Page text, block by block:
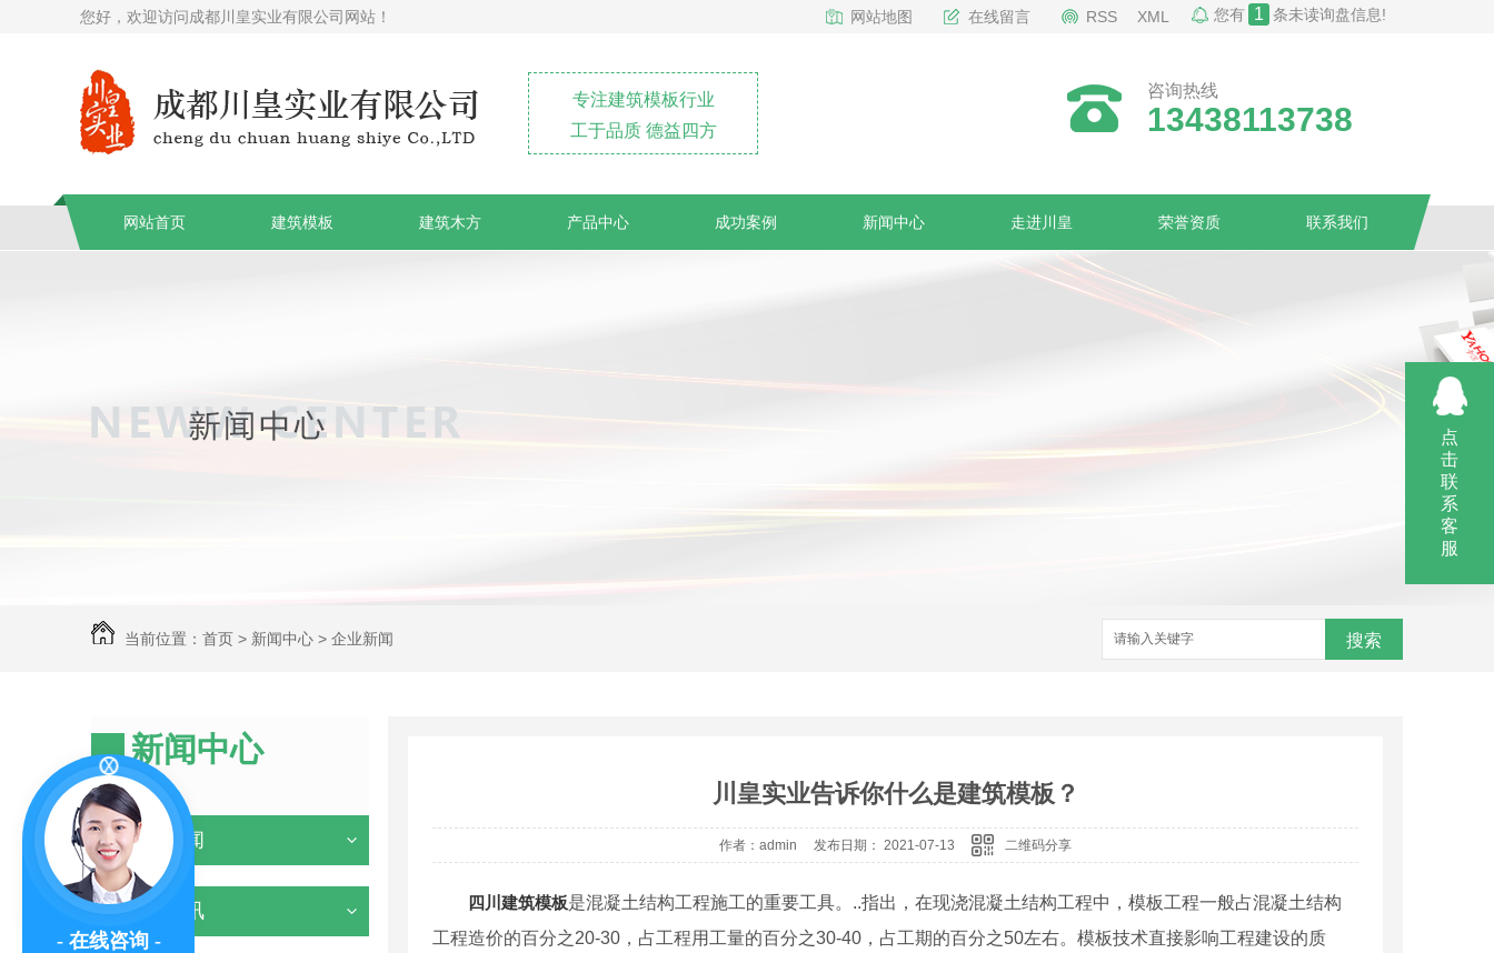
您好，欢迎访问成都川皇实业有限公司网站！ 网站地图 在线留言 RSS XML 您有 1 条未读询盘信息!
专注建筑模板行业
工于品质 德益四方
咨询热线
13438113738
网站首页 建筑模板 建筑木方 产品中心 成功案例 新闻中心 走进川皇 荣誉资质 联系我们
当前位置： 首页 > 新闻中心 > 企业新闻 搜索
新闻中心
NEWS
企业新闻
行业资讯
川皇实业告诉你什么是建筑模板？
作者：admin 发布日期： 2021-07-13 二维码分享
四川建筑模板是混凝土结构工程施工的重要工具。..指出，在现浇混凝土结构工程中，模板工程一般占混凝土结构
工程造价的百分之20-30，占工程用工量的百分之30-40，占工期的百分之50左右。模板技术直接影响工程建设的质
点
击
联
系
客
服
- 在线咨询 -